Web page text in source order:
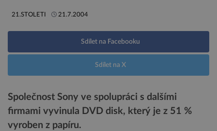
21.STOLETI 21.7.2004
Sdílet na Facebooku
Sdílet na X
Společnost Sony ve spolupráci s dalšími
firmami vyvinula DVD disk, který je z 51 %
vyroben z papíru.